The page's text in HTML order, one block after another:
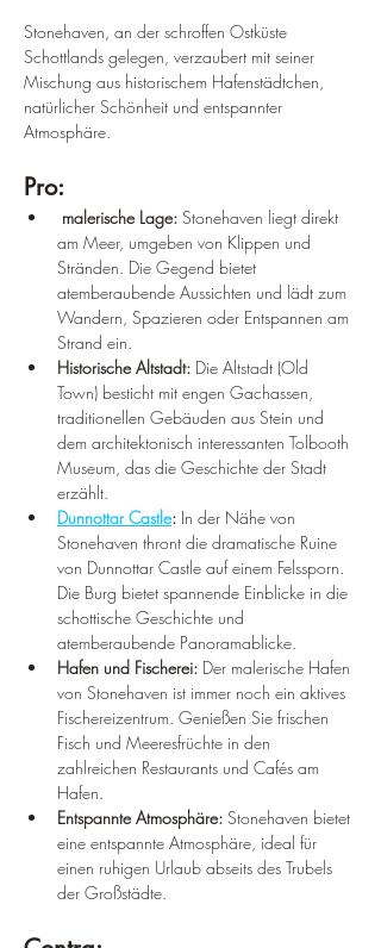
Stonehaven, an der schroffen Ostküste
Schottlands gelegen, verzaubert mit seiner
Mischung aus historischem Hafenstädtchen,
natürlicher Schönheit und entspannter
Atmosphäre.
Pro:
malerische Lage: Stonehaven liegt direkt
am Meer, umgeben von Klippen und
Stränden. Die Gegend bietet
atemberaubende Aussichten und lädt zum
Wandern, Spazieren oder Entspannen am
Strand ein.
Historische Altstadt: Die Altstadt (Old
Town) besticht mit engen Gachassen,
traditionellen Gebäuden aus Stein und
dem architektonisch interessanten Tolbooth
Museum, das die Geschichte der Stadt
erzählt.
Dunnottar Castle: In der Nähe von
Stonehaven thront die dramatische Ruine
von Dunnottar Castle auf einem Felssporn.
Die Burg bietet spannende Einblicke in die
schottische Geschichte und
atemberaubende Panoramablicke.
Hafen und Fischerei: Der malerische Hafen
von Stonehaven ist immer noch ein aktives
Fischereizentrum. Genießen Sie frischen
Fisch und Meeresfrüchte in den
zahlreichen Restaurants und Cafés am
Hafen.
Entspannte Atmosphäre: Stonehaven bietet
eine entspannte Atmosphäre, ideal für
einen ruhigen Urlaub abseits des Trubels
der Großstädte.